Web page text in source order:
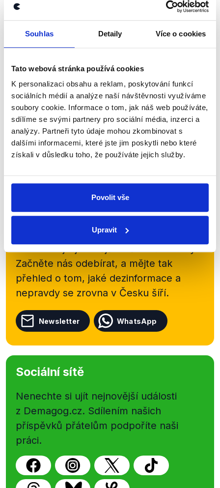
Souhlas Detaily Více o cookies
Tato webová stránka používá cookies
K personalizaci obsahu a reklam, poskytování funkcí
sociálních médií a analýze naší návštěvnosti využíváme
soubory cookie. Informace o tom, jak náš web používáte,
sdílíme se svými partnery pro sociální média, inzerci a
analýzy. Partneři tyto údaje mohou zkombinovat s
dalšími informacemi, které jste jim poskytli nebo které
získali v důsledku toho, že používáte jejich služby.
Povolit vše
Upravit
Nejdelší jednání o důvěře vládě
21. ledna 2022
Jednání Sněmovny dlouho do noci a lavina
vystoupení jednotlivých poslanců. To, ale například i
financování hnutí STAN nebo cestu Jana Farského
do USA probírali poslanci Patrik Nacher a Lukáš...
Číst dál
Zůstaňme v kontaktu
newsletteru nebowhatsappového
kanálu, kde pravidelně přinášíme
shrnutí nejzajímavějších článků a analýz.
Začněte nás odebírat, a mějte tak
přehled o tom, jaké dezinformace a
nepravdy se zrovna v Česku šíří.
Newsletter WhatsApp
Sociální sítě
Nenechte si ujít nejnovější události
z Demagog.cz. Sdílením našich
příspěvků přátelům podpoříte naši
práci.